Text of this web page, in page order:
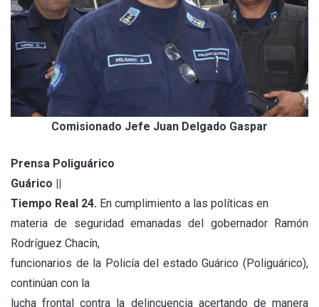
Comisionado Jefe Juan Delgado Gaspar
Prensa Poliguárico
Guárico ||
Tiempo Real 24. En cumplimiento a las políticas en
materia de seguridad emanadas del gobernador Ramón
Rodríguez Chacín,
funcionarios de la Policía del estado Guárico (Poliguárico),
continúan con la
lucha frontal contra la delincuencia acertando de manera